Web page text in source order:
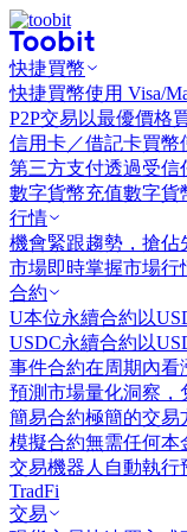
快捷買幣
快捷買幣使用 Visa/
P2P交易 以最優價格
信用卡／借記卡買幣
第三方支付透過受信
數字貨幣充值數字貨
行情
機會緊跟趨勢，搶佔
市場即時掌握市場行
合約
U本位永續合約 以
USDC永續合約 以
事件合約在周期內看
預測市場量化洞察，
簡易合約極簡的交易
模擬合約無需任何本
交易機器人 自動執行
TradFi
交易